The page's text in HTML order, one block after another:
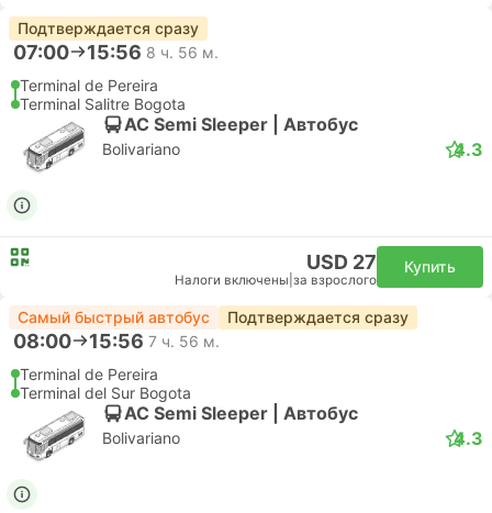
Подтверждается сразу
07:00 15:56 8 ч. 56 м.
Terminal de Pereira
Terminal Salitre Bogota
AC Semi Sleeper | Автобус
Bolivariano 4.3
USD 27
Налоги включены за взрослого
Купить
Самый быстрый автобус Подтверждается сразу
08:00 15:56 7 ч. 56 м.
Terminal de Pereira
Terminal del Sur Bogota
AC Semi Sleeper | Автобус
Bolivariano 4.3